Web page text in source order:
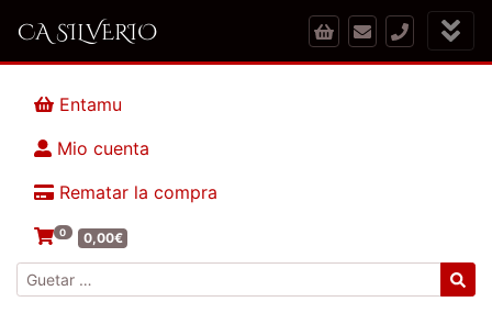
CA SILVERIO
Entamu
Mio cuenta
Rematar la compra
0 0,00€
Guetar: